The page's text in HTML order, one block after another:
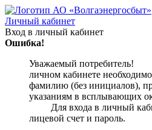
Личный кабинет
Вход в личный кабинет
Ошибка!
Уважаемый
личном кабинете
фамилию (без инициалов),
указаниям в
Для входа в личный
лицевой